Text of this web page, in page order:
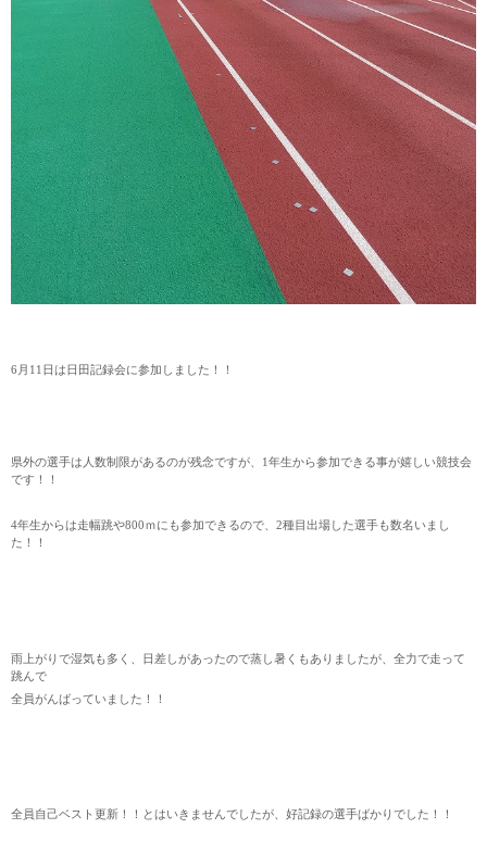
6月11日は日田記録会に参加しました！！
県外の選手は人数制限があるのが残念ですが、1年生から参加できる事が嬉しい競技会
です！！
4年生からは走幅跳や800ｍにも参加できるので、2種目出場した選手も数名いまし
た！！
雨上がりで湿気も多く、日差しがあったので蒸し暑くもありましたが、全力で走って
跳んで
全員がんばっていました！！
全員自己ベスト更新！！とはいきませんでしたが、好記録の選手ばかりでした！！